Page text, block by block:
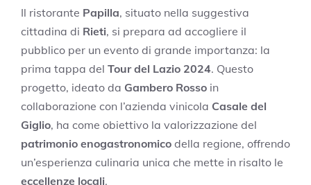
Il ristorante Papilla, situato nella suggestiva
cittadina di Rieti, si prepara ad accogliere il
pubblico per un evento di grande importanza: la
prima tappa del Tour del Lazio 2024. Questo
progetto, ideato da Gambero Rosso in
collaborazione con l’azienda vinicola Casale del
Giglio, ha come obiettivo la valorizzazione del
patrimonio enogastronomico della regione, offrendo
un’esperienza culinaria unica che mette in risalto le
eccellenze locali.